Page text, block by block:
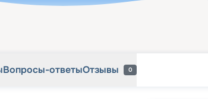
Вопросы-ответыОтзывы 0